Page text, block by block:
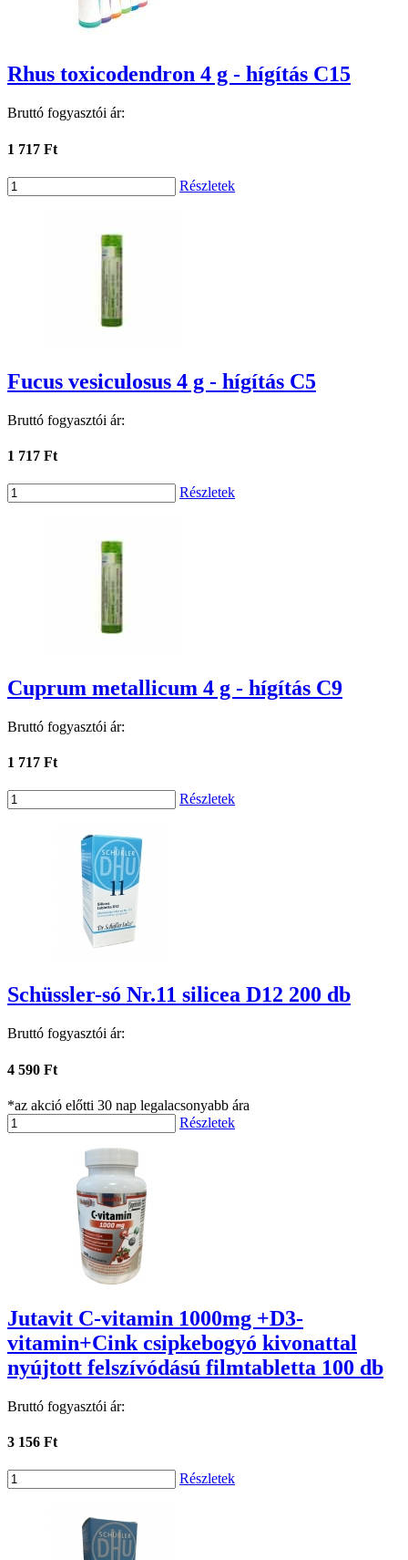
Rhus toxicodendron 4 g - hígítás C15
Bruttó fogyasztói ár:
1 717 Ft
Részletek
Fucus vesiculosus 4 g - hígítás C5
Bruttó fogyasztói ár:
1 717 Ft
Részletek
Cuprum metallicum 4 g - hígítás C9
Bruttó fogyasztói ár:
1 717 Ft
Részletek
Schüssler-só Nr.11 silicea D12 200 db
Bruttó fogyasztói ár:
4 590 Ft
*az akció előtti 30 nap legalacsonyabb ára
Részletek
Jutavit C-vitamin 1000mg +D3-
vitamin+Cink csipkebogyó kivonattal
nyújtott felszívódású filmtabletta 100 db
Bruttó fogyasztói ár:
3 156 Ft
Részletek